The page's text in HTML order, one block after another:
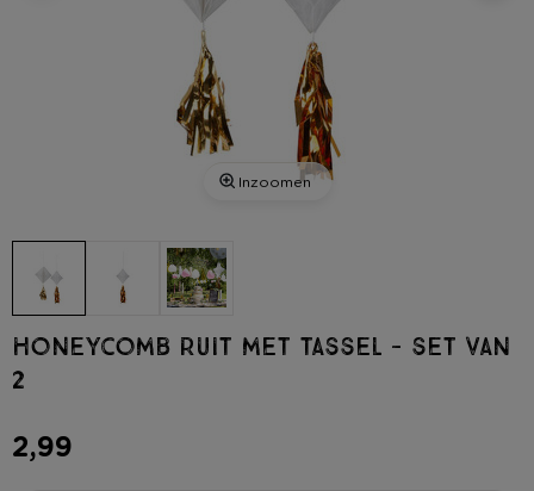
Inzoomen
Honeycomb ruit met tassel - set van
2
2,99